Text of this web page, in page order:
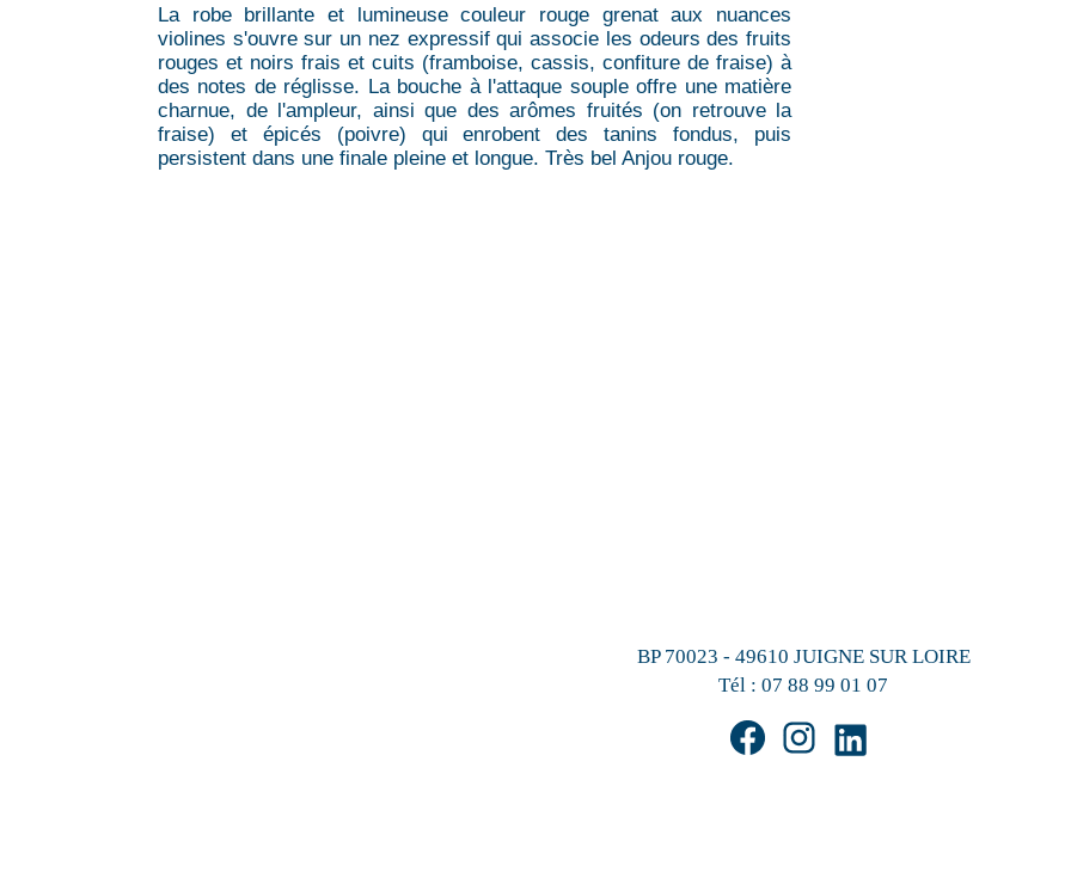
La robe brillante et lumineuse couleur rouge grenat aux nuances
violines s'ouvre sur un nez expressif qui associe les odeurs des fruits
rouges et noirs frais et cuits (framboise, cassis, confiture de fraise) à
des notes de réglisse. La bouche à l'attaque souple offre une matière
charnue, de l'ampleur, ainsi que des arômes fruités (on retrouve la
fraise) et épicés (poivre) qui enrobent des tanins fondus, puis
persistent dans une finale pleine et longue. Très bel Anjou rouge.
BP 70023 - 49610 JUIGNE SUR LOIRE
Tél : 07 88 99 01 07